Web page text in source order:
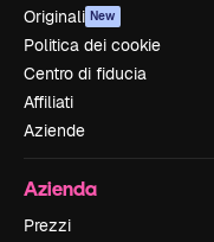
Originali New
Politica dei cookie
Centro di fiducia
Affiliati
Aziende
Azienda
Prezzi